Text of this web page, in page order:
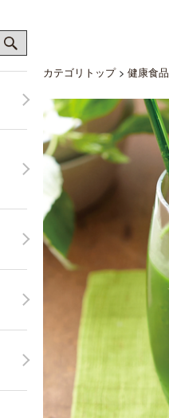
カテゴリトップ> 健康食品